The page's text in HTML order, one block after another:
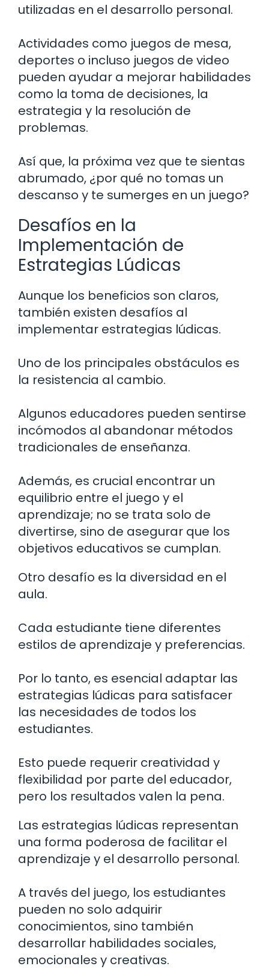
utilizadas en el desarrollo personal.
Actividades como juegos de mesa,
deportes o incluso juegos de video
pueden ayudar a mejorar habilidades
como la toma de decisiones, la
estrategia y la resolución de
problemas.
Así que, la próxima vez que te sientas
abrumado, ¿por qué no tomas un
descanso y te sumerges en un juego?
Desafíos en la
Implementación de
Estrategias Lúdicas
Aunque los beneficios son claros,
también existen desafíos al
implementar estrategias lúdicas.
Uno de los principales obstáculos es
la resistencia al cambio.
Algunos educadores pueden sentirse
incómodos al abandonar métodos
tradicionales de enseñanza.
Además, es crucial encontrar un
equilibrio entre el juego y el
aprendizaje; no se trata solo de
divertirse, sino de asegurar que los
objetivos educativos se cumplan.
Otro desafío es la diversidad en el
aula.
Cada estudiante tiene diferentes
estilos de aprendizaje y preferencias.
Por lo tanto, es esencial adaptar las
estrategias lúdicas para satisfacer
las necesidades de todos los
estudiantes.
Esto puede requerir creatividad y
flexibilidad por parte del educador,
pero los resultados valen la pena.
Las estrategias lúdicas representan
una forma poderosa de facilitar el
aprendizaje y el desarrollo personal.
A través del juego, los estudiantes
pueden no solo adquirir
conocimientos, sino también
desarrollar habilidades sociales,
emocionales y creativas.